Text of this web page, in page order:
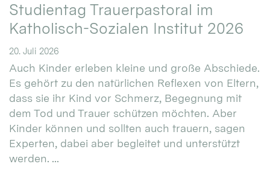
Studientag Trauerpastoral im
Katholisch-Sozialen Institut 2026
20. Juli 2026
Auch Kinder erleben kleine und große Abschiede.
Es gehört zu den natürlichen Reflexen von Eltern,
dass sie ihr Kind vor Schmerz, Begegnung mit
dem Tod und Trauer schützen möchten. Aber
Kinder können und sollten auch trauern, sagen
Experten, dabei aber begleitet und unterstützt
werden. ...